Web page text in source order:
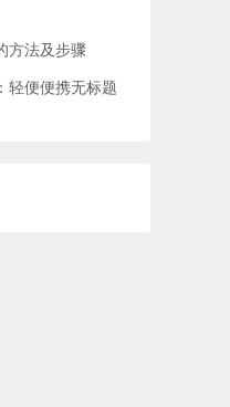
方法及步骤
便便携无标题